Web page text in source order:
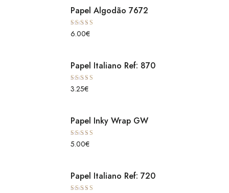
Papel Algodão 7672
Avaliação
5.00 de 5
6.00€
Papel Italiano Ref: 870
Avaliação
5.00de 5
3.25€
Papel Inky Wrap GW
Avaliação
5.00 de 5
5.00€
Papel Italiano Ref: 720